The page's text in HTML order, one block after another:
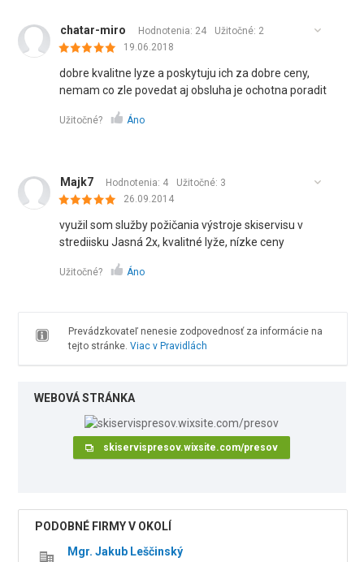
chatar-miro Hodnotenia: 24 Užitočné: 2
19.06.2018
dobre kvalitne lyze a poskytuju ich za dobre ceny,
nemam co zle povedat aj obsluha je ochotna poradit
Užitočné? Áno
Majk7 Hodnotenia: 4 Užitočné: 3
26.09.2014
využil som služby požičania výstroje skiservisu v
strediisku Jasná 2x, kvalitné lyže, nízke ceny
Užitočné? Áno
Prevádzkovateľ nenesie zodpovednosť za informácie na
tejto stránke. Viac v Pravidlách
WEBOVÁ STRÁNKA
skiservispresov.wixsite.com/presov
PODOBNÉ FIRMY V OKOLÍ
Mgr. Jakub Leščinský